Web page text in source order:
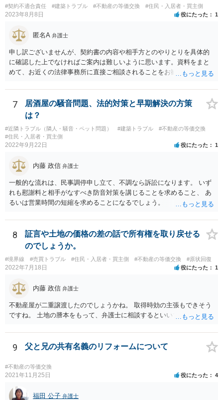
で、契約書の内容や適用される法律等に基づき、今後の対応を検討な
されるべきでしょう。 借地契約自体が数十年前から継続している等
時期によっては、借地借家法ではなく、旧借地法が適用されるご事案
で、平成４年７月３１日以前に締結された借地契約については、依然
として旧借地法が適用されます。 なお、適用される法律が旧借地
法、借地借家法のいずれであったとしても、家主側の更新拒絶には正
契約が締結されている場合、契約の更新がないことを前提とする一般
定期借地権となっている可能性もあるので、契約内容の確認をしてみ
容とする特約は、借地人に不利な特約として無効とされます。 しか
しながら、存続期間を50年以上とする借地契約を締結するに際し、３
③建物買取請求をしない）を付ける、一般定期借地権を設定するこが
認められています（借地借家法22条）。 【参考】借地借家法 第２２条
（一般定期借地権） 存続期間を５０年以上として借地権を設定する
場合においては、第９条及び第１６条の規定にかかわらず、契約の更
新（更新の請求及び土地の使用の継続によるものを含む。次条第１項
ことができる。この場合においては、その特約は、公正証書による等
書面によってしなければならない。
#契約不適合責任 #建築トラブル #不動産の等価交換 #住民・入居者・買主側
2023年8月8日 役にたった 1
匿名A 弁護士
申し訳ございませんが、契約書の内容や相手方とのやりとりを具体的
に確認した上でなければご案内は難しいように思います。資料をまと
めて、お近くの法律事務所に直接ご相談されることをお勧めいたしま
7
居酒屋の騒音問題、法的対策と早期解決の方策
は？
#近隣トラブル（隣人・騒音・ペット問題） #建築トラブル
#不動産の等価交換
#住民・入居者・買主側
2022年9月22日 役にたった 1
内藤 政信 弁護士
一般的な流れは、民事調停申し立て、不調なら訴訟になります。 いず
れも慰謝料と相手がなすべき防音対策を講じることを求めること、 あ
るいは営業時間の短縮を求めることになるでしょう。
8
証言や土地の価格の差の話で所有権を取り戻せる
のでしょうか。
#境界線 #売買トラブル #住民・入居者・買主側 #不動産の等価交換 #原状回復
2022年7月18日 役にたった 1
内藤 政信 弁護士
不動産屋が二重譲渡したのでしょうかね。 取得時効の主張もできそう
ですね。 土地の謄本をもって、弁護士に相談するといいでしょう。
9 父と兄の共有名義のリフォームについて
#不動産の等価交換
2021年11月25日 役にたった 4
福田 公子 弁護士